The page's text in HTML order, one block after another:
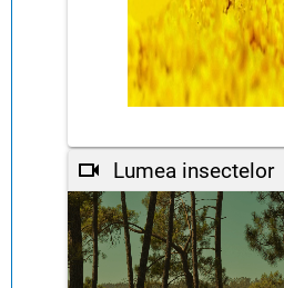
Lumea insectelor